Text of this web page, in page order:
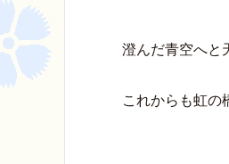
澄んだ青空へと
これからも虹の